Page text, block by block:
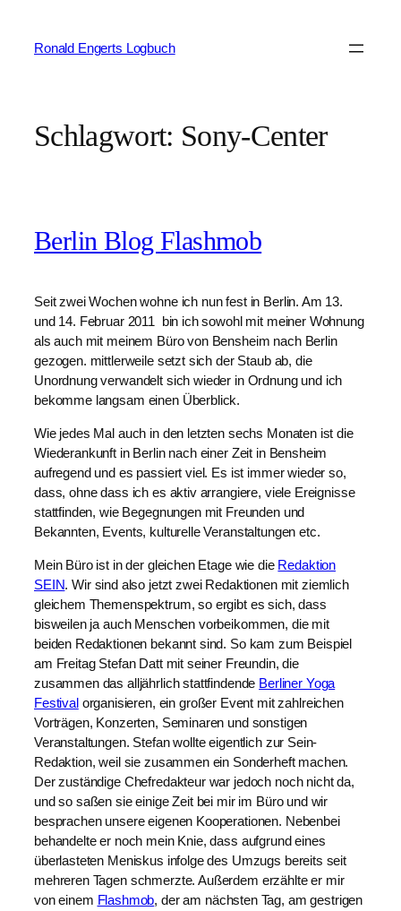
springenRonald Engerts Logbuch
Schlagwort: Sony-Center
Berlin Blog Flashmob
Seit zwei Wochen wohne ich nun fest in Berlin. Am 13.
und 14. Februar 2011 bin ich sowohl mit meiner Wohnung
als auch mit meinem Büro von Bensheim nach Berlin
gezogen. mittlerweile setzt sich der Staub ab, die
Unordnung verwandelt sich wieder in Ordnung und ich
bekomme langsam einen Überblick.
Wie jedes Mal auch in den letzten sechs Monaten ist die
Wiederankunft in Berlin nach einer Zeit in Bensheim
aufregend und es passiert viel. Es ist immer wieder so,
dass, ohne dass ich es aktiv arrangiere, viele Ereignisse
stattfinden, wie Begegnungen mit Freunden und
Bekannten, Events, kulturelle Veranstaltungen etc.
Mein Büro ist in der gleichen Etage wie die Redaktion
SEIN. Wir sind also jetzt zwei Redaktionen mit ziemlich
gleichem Themenspektrum, so ergibt es sich, dass
bisweilen ja auch Menschen vorbeikommen, die mit
beiden Redaktionen bekannt sind. So kam zum Beispiel
am Freitag Stefan Datt mit seiner Freundin, die
zusammen das alljährlich stattfindende Berliner Yoga
Festivalorganisieren, ein großer Event mit zahlreichen
Vorträgen, Konzerten, Seminaren und sonstigen
Veranstaltungen. Stefan wollte eigentlich zur Sein-
Redaktion, weil sie zusammen ein Sonderheft machen.
Der zuständige Chefredakteur war jedoch noch nicht da,
und so saßen sie einige Zeit bei mir im Büro und wir
besprachen unsere eigenen Kooperationen. Nebenbei
behandelte er noch mein Knie, dass aufgrund eines
überlasteten Meniskus infolge des Umzugs bereits seit
mehreren Tagen schmerzte. Außerdem erzählte er mir
von einem Flashmob, der am nächsten Tag, am gestrigen